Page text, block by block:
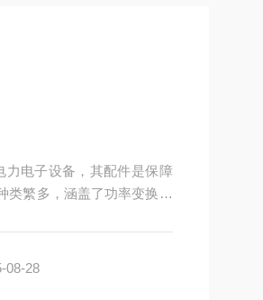
力电子设备，其配件是保障
类繁多，涵盖了功率变换、
08-28